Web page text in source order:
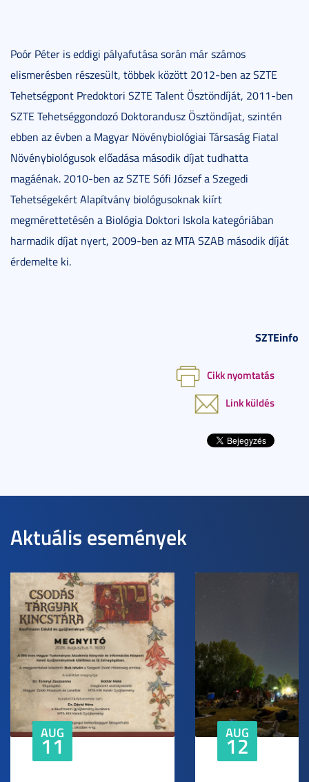
Poór Péter is eddigi pályafutása során már számos
elismerésben részesült, többek között 2012-ben az SZTE
Tehetségpont Predoktori SZTE Talent Ösztöndíját, 2011-ben
SZTE Tehetséggondozó Doktorandusz Ösztöndíjat, szintén
ebben az évben a Magyar Növénybiológiai Társaság Fiatal
Növénybiológusok előadása második díjat tudhatta
magáénak. 2010-ben az SZTE Sófi József a Szegedi
Tehetségekért Alapítvány biológusoknak kiírt
megmérettetésén a Biológia Doktori Iskola kategóriában
harmadik díjat nyert, 2009-ben az MTA SZAB második díját
érdemelte ki.
SZTEinfo
Cikk nyomtatás
Link küldés
Aktuális események
AUG
11 AUG
12